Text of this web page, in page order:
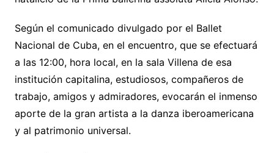
Según el comunicado divulgado por el Ballet
Nacional de Cuba, en el encuentro, que se efectuará
a las 12:00, hora local, en la sala Villena de esa
institución capitalina, estudiosos, compañeros de
trabajo, amigos y admiradores, evocarán el inmenso
aporte de la gran artista a la danza iberoamericana
y al patrimonio universal.